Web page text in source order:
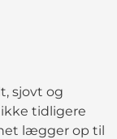
sjovt og
tidligere
lægger op til